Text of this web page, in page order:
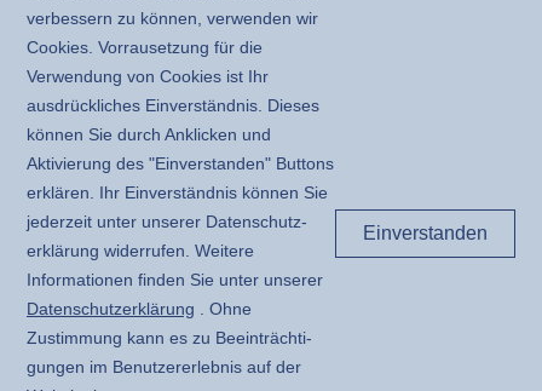
verbessern zu können, verwenden wir
Cookies. Vorrausetzung für die
Verwendung von Cookies ist Ihr
ausdrückliches Einverständnis. Dieses
können Sie durch Anklicken und
Aktivierung des "Einverstanden" Buttons
erklären. Ihr Einverständnis können Sie
jederzeit unter unserer Daten­schutz­
erklärung widerrufen. Weitere
Informationen finden Sie unter unserer
Daten­schutz­erklärung . Ohne
Zustimmung kann es zu Beeinträchti­
gungen im Benutzer­erlebnis auf der
Einverstanden